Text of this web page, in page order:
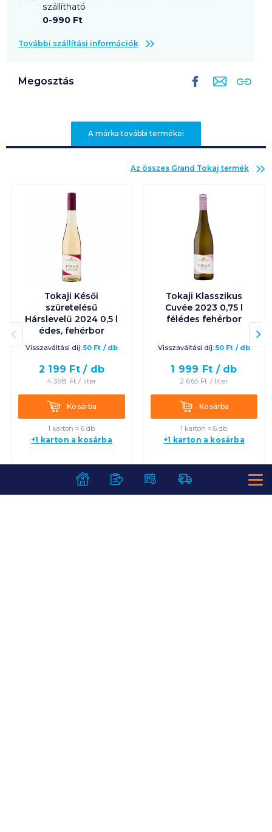
szállítható
0-990 Ft
További szállítási információk
Megosztás
A márka további termékei
Az összes Grand Tokaj termék
Tokaji Késői
szüretelésű
Hárslevelű 2024 0,5 l
édes, fehérbor
Visszaváltási díj: 50Ft / db
2 199 Ft / db
4 398 Ft / liter
KosárbaKosárba
1 karton = 6 db
+1 karton a kosárba
Tokaji Klasszikus
Cuvée 2023 0,75 l
félédes fehérbor
Visszaváltási díj: 50Ft / db
1 999 Ft / db
2 665Ft / liter
KosárbaKosárba
1 karton = 6 db
+1 karton a kosárba